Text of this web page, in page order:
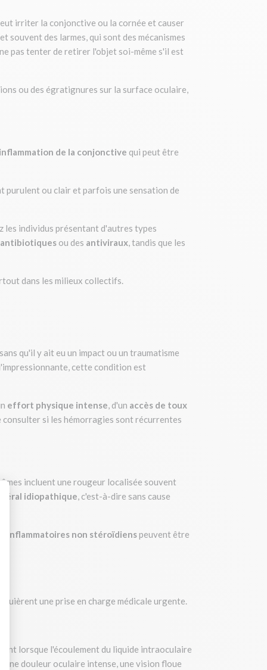
irriter la conjonctive ou la cornée et causer
souvent des larmes, qui sont des mécanismes
pas tenter de retirer l'objet soi-même s'il est
ou des égratignures sur la surface oculaire,
inflammation de la conjonctive qui peut être
purulent ou clair et parfois une sensation de
les individus présentant d'autres types
antibiotiques ou des antiviraux, tandis que les
dans les milieux collectifs.
qu'il y ait eu un impact ou un traumatisme
cette condition est
effort physique intense, d'un accès de toux
consulter si les hémorragies sont récurrentes
incluent une rougeur localisée souvent
idiopathique, c'est-à-dire sans cause
inflammatoires non stéroïdienspeuvent être
une prise en charge médicale urgente.
lorsque l'écoulement du liquide intraoculaire
une douleur oculaire intense, une vision floue
vos Options